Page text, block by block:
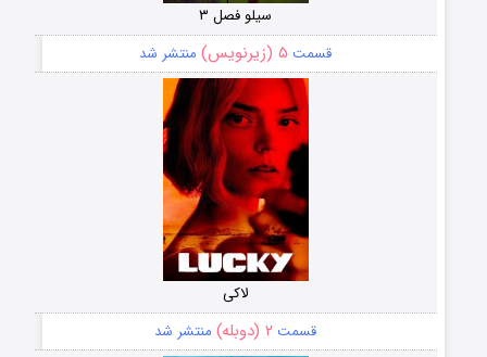
سیلو فصل ۳
قسمت ۵ (زیرنویس) منتشر شد
لاکی
قسمت ۲ (دوبله) منتشر شد